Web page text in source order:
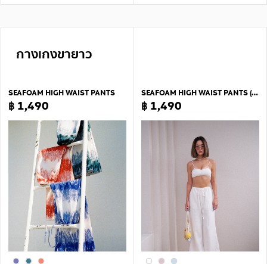
กางเกงขายาว
SEAFOAM HIGH WAIST PANTS
฿ 1,490
SEAFOAM HIGH WAIST PANTS (PLAIN)
฿ 1,490